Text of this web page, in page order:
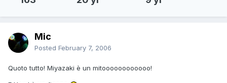
Mic
Posted February 7, 2006
Quoto tutto! Miyazaki è un mitoooooooooooo!